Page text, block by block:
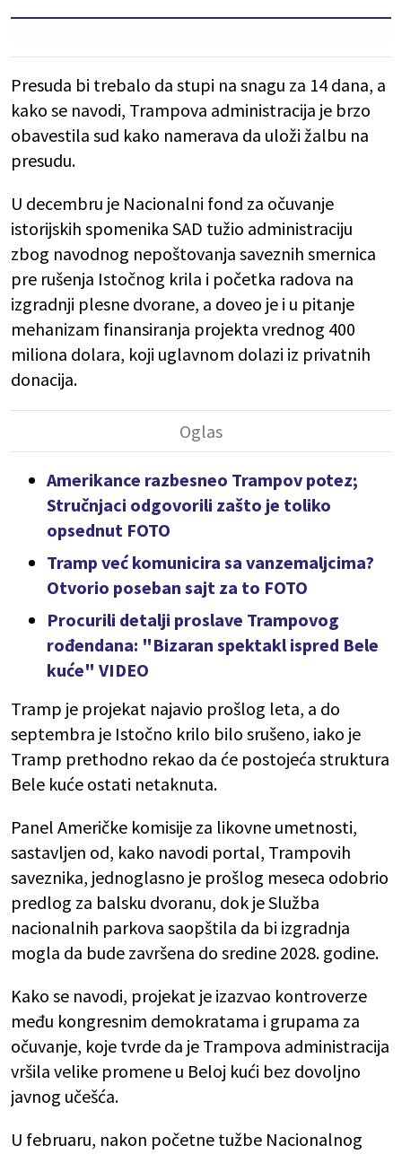
Presuda bi trebalo da stupi na snagu za 14 dana, a
kako se navodi, Trampova administracija je brzo
obavestila sud kako namerava da uloži žalbu na
presudu.
U decembru je Nacionalni fond za očuvanje
istorijskih spomenika SAD tužio administraciju
zbog navodnog nepoštovanja saveznih smernica
pre rušenja Istočnog krila i početka radova na
izgradnji plesne dvorane, a doveo je i u pitanje
mehanizam finansiranja projekta vrednog 400
miliona dolara, koji uglavnom dolazi iz privatnih
donacija.
Amerikance razbesneo Trampov potez;
Stručnjaci odgovorili zašto je toliko
opsednut FOTO
Tramp već komunicira sa vanzemaljcima?
Otvorio poseban sajt za to FOTO
Procurili detalji proslave Trampovog
rođendana: "Bizaran spektakl ispred Bele
kuće" VIDEO
Tramp je projekat najavio prošlog leta, a do
septembra je Istočno krilo bilo srušeno, iako je
Tramp prethodno rekao da će postojeća struktura
Bele kuće ostati netaknuta.
Panel Američke komisije za likovne umetnosti,
sastavljen od, kako navodi portal, Trampovih
saveznika, jednoglasno je prošlog meseca odobrio
predlog za balsku dvoranu, dok je Služba
nacionalnih parkova saopštila da bi izgradnja
mogla da bude završena do sredine 2028. godine.
Kako se navodi, projekat je izazvao kontroverze
među kongresnim demokratama i grupama za
očuvanje, koje tvrde da je Trampova administracija
vršila velike promene u Beloj kući bez dovoljno
javnog učešća.
U februaru, nakon početne tužbe Nacionalnog